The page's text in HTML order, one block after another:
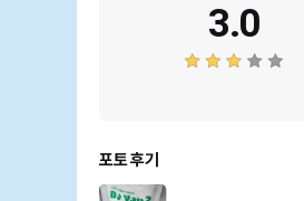
3.0
포토 후기